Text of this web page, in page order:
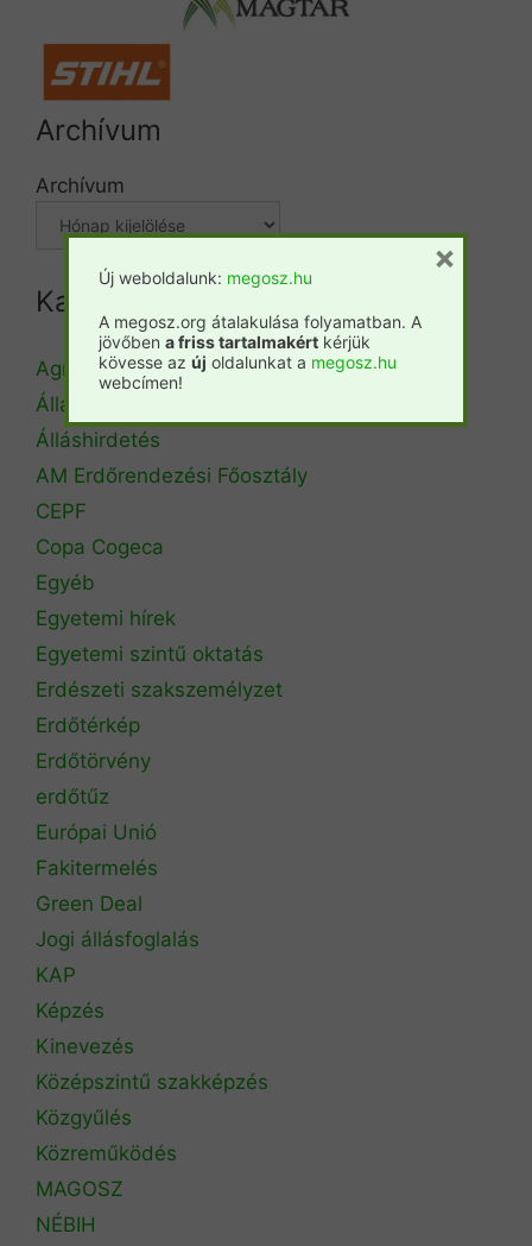
Archívum
Archívum
Kategóriák
Agrárminisztérium
Állásbörze
Álláshirdetés
AM Erdőrendezési Főosztály
CEPF
Copa Cogeca
Egyéb
Egyetemi hírek
Egyetemi szintű oktatás
Erdészeti szakszemélyzet
Erdőtérkép
Erdőtörvény
erdőtűz
Európai Unió
Fakitermelés
Green Deal
Jogi állásfoglalás
KAP
Képzés
Kinevezés
Középszintű szakképzés
Közgyűlés
Közreműködés
MAGOSZ
NÉBIH
Új weboldalunk: megosz.hu
A megosz.org átalakulása folyamatban. A
jövőben a friss tartalmakért kérjük
kövesse az új oldalunkat a megosz.hu
webcímen!
×